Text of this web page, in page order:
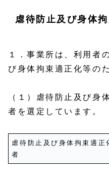
虐待防止及び身体
１．事業所は、利用者
び身体拘束適正化等の
（１）虐待防止及び身
者を選定しています。
虐待防止及び身体拘束適正
者